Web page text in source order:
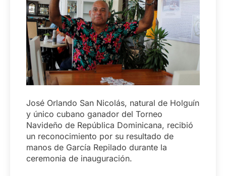
José Orlando San Nicolás, natural de Holguín
y único cubano ganador del Torneo
Navideño de República Dominicana, recibió
un reconocimiento por su resultado de
manos de García Repilado durante la
ceremonia de inauguración.